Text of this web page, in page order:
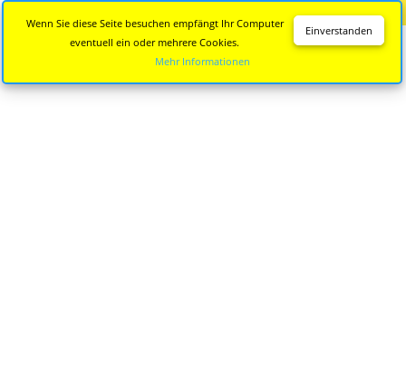
Einverstanden
Wenn Sie diese Seite besuchen empfängt Ihr Computer
eventuell ein oder mehrere Cookies.
Mehr Informationen